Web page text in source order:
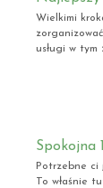
Wielkimi
usługi w tym
Spokojna
Potrzebne ci
To właśnie